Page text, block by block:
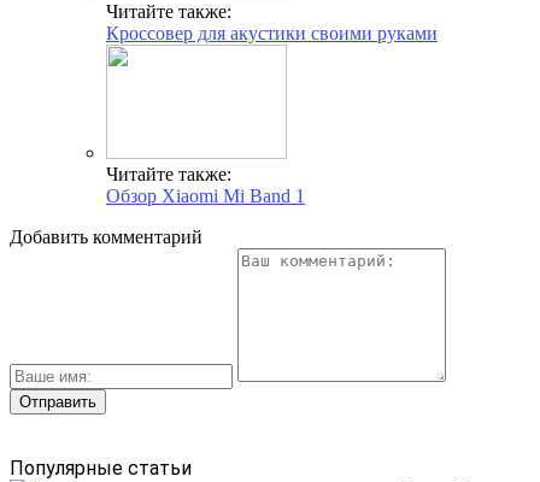
Читайте также:
Кроссовер для акустики своими руками
Читайте также:
Обзор Xiaomi Mi Band 1
Добавить комментарий
Популярные статьи